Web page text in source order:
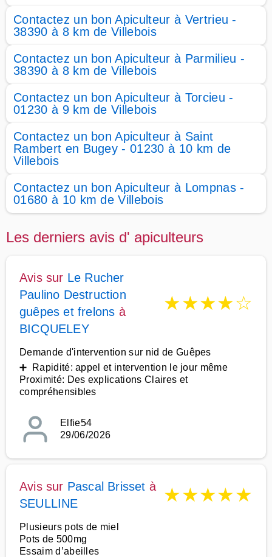
Contactez un bon Apiculteur à Vertrieu -
38390 à 8 km de Villebois
Contactez un bon Apiculteur à Parmilieu -
38390 à 8 km de Villebois
Contactez un bon Apiculteur à Torcieu -
01230 à 9 km de Villebois
Contactez un bon Apiculteur à Saint
Rambert en Bugey - 01230 à 10 km de
Villebois
Contactez un bon Apiculteur à Lompnas -
01680 à 10 km de Villebois
Les derniers avis d' apiculteurs
Avis sur Le Rucher
Paulino Destruction
guêpes et frelons à
BICQUELEY
★★★★☆
Demande d'intervention sur nid de Guêpes
➕ Rapidité: appel et intervention le jour même
Proximité: Des explications Claires et
compréhensibles
Elfie54
29/06/2026
Avis sur Pascal Brisset à
SEULLINE
★★★★★
Plusieurs pots de miel
Pots de 500mg
Essaim d’abeilles